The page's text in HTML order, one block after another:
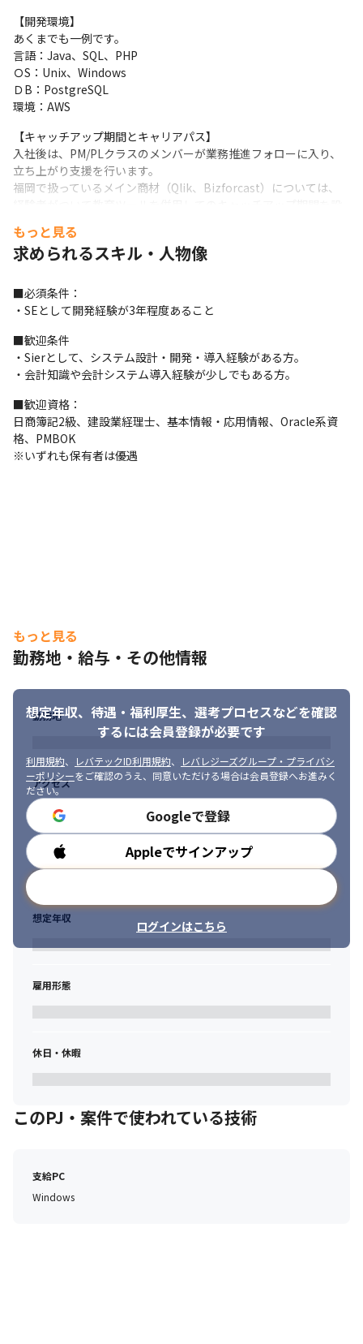
【開発環境】
あくまでも一例です。
言語：Java、SQL、PHP
ＯS：Unix、Windows
ＤB：PostgreSQL
環境：AWS
【キャッチアップ期間とキャリアパス】
入社後は、PM/PLクラスのメンバーが業務推進フォローに入り、
立ち上がり支援を行います。
福岡で扱っているメイン商材（Qlik、Bizforcast）については、
その後はキャッチアップのスピードに応じてプロジェクトリーダ
ー、そしてプロジェクトマネージャーとしてのキャリア形成を想
【ポジションの魅力】
・お客様の業務知識と運用保守、SI開発の両面を経験できるので
「業務がわかるIT技術者」として成長が可能です。
・BBSの上流ノウハウがつくことや将来的にPL/PMとしての経験
を積むことでスキルアップし、キャリア経験値が増します。
ンサル／管理職）
◎最大15万円の資格取得制度（お祝い金制度）や豊富な研修制度
／Udemy受け放題等をご用意しております。
もっと見る
求められるスキル・人物像
■必須条件：
・SEとして開発経験が3年程度あること
■歓迎条件
・Sierとして、システム設計・開発・導入経験がある方。
・会計知識や会計システム導入経験が少しでもある方。
■歓迎資格：
日商簿記2級、建設業経理士、基本情報・応用情報、Oracle系資
格、PMBOK
※いずれも保有者は優遇
もっと見る
勤務地・給与・その他情報
想定年収、待遇・福利厚生、 選考プロセスなどを確認
するには会員登録が必要です
利用規約、 レバテックID利用規約、
レバレジーズグループ・プライバシ
ーポリシーをご確認のうえ、同意いただける場合は会員登録へお進みく
ださい。
Googleで登録
Appleでサインアップ
ログインはこちら
勤務地
アクセス
勤務時間
想定年収
雇用形態
休日・休暇
このPJ・案件で使われている技術
支給PC
Windows